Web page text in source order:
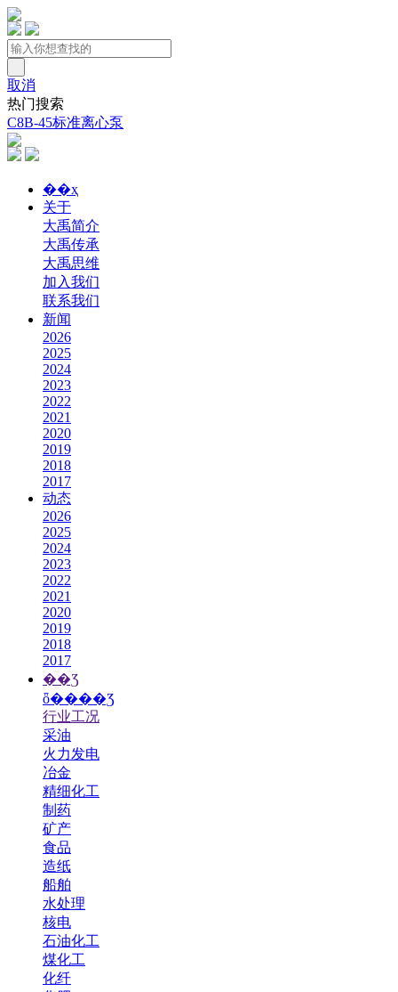
取消
热门搜索
C8B-45标准离心泵
��ҳ
关于
大禹简介
大禹传承
大禹思维
加入我们
联系我们
新闻
2026
2025
2024
2023
2022
2021
2020
2019
2018
2017
动态
2026
2025
2024
2023
2022
2021
2020
2019
2018
2017
��Ʒ
ȫ����Ʒ
行业工况
采油
火力发电
冶金
精细化工
制药
矿产
食品
造纸
船舶
水处理
核电
石油化工
煤化工
化纤